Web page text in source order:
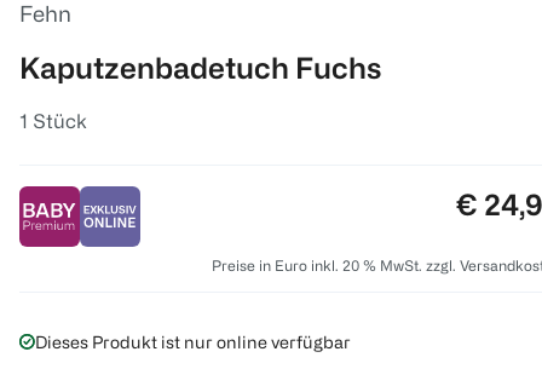
Fehn
Kaputzenbadetuch Fuchs
1 Stück
Preis:
€
Preise in Euro inkl. 20 % MwSt. zzgl.
Dieses Produkt ist nur online verfügbar